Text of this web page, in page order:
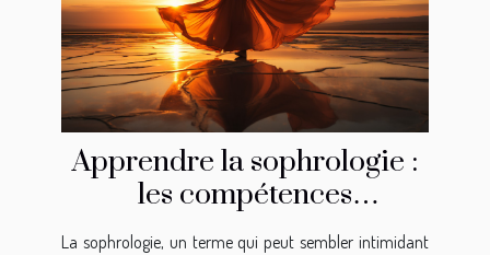
Apprendre la sophrologie :
les compétences
nécessaires
La sophrologie, un terme qui peut sembler intimidant